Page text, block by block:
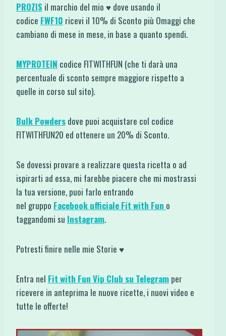
PROZIS il marchio del mio ♥ dove usando il
codice FWF10 ricevi il 10% di Sconto più Omaggi che
cambiano di mese in mese, in base a quanto spendi.
MYPROTEIN codice FITWITHFUN (che ti darà una
percentuale di sconto sempre maggiore rispetto a
quelle in corso sul sito).
Bulk Powders dove puoi acquistare col codice
FITWITHFUN20 ed ottenere un 20% di Sconto.
Se dovessi provare a realizzare questa ricetta o ad
ispirarti ad essa, mi farebbe piacere che mi mostrassi
la tua versione, puoi farlo entrando
nel gruppo Facebook ufficiale Fit with Fun o
taggandomi su Instagram.
Potresti finire nelle mie Storie ♥
Entra nel Fit with Fun Vip Club su Telegram per
ricevere in anteprima le nuove ricette, i nuovi video e
tutte le offerte!